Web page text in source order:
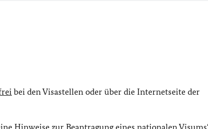
bei den Visastellen oder über die Internetseite der